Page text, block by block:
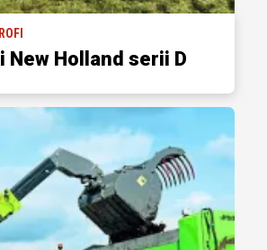
New Holland serii D